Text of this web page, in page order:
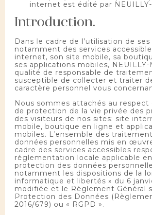
internet est édité par
Introduction.
Dans le cadre de l’utilisation de
notamment des services
internet, son site mobile, sa
ses applications mobiles, NEUILLY-
qualité de responsable de
susceptible de collecter et traiter
caractère personnel vous
Nous sommes attachés au respect
de protection de la vie privée des
des visiteurs de nos sites: site
mobile, boutique en ligne et
mobiles. L’ensemble des
données personnelles mis en
cadre des services accessibles
réglementation locale applicable
protection des données
notamment les dispositions de la
informatique et libertés » du 6
modifiée et le Règlement Général
Protection des Données
2016/679) ou « RGPD ».